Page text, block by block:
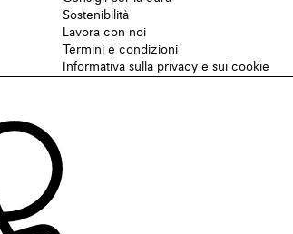
Sostenibilità
Lavora con noi
Termini e condizioni
Informativa sulla privacy e sui cookie